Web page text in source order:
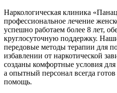
Наркологическая клиника
профессиональное лечение
успешно работаем более 8 лет,
круглосуточную поддержку.
передовые методы терапии для
избавлении от наркотической
созданы комфортные условия
а опытный персонал всегда
помощь.